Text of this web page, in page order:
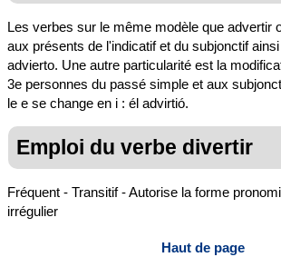
Les verbes sur le même modèle que advertir
aux présents de l'indicatif et du subjonctif
advierto. Une autre particularité est la
3e personnes du passé simple et aux
le e se change en i : él advirtió.
Emploi du verbe divertir
Fréquent - Transitif - Autorise la forme
irrégulier
Haut de page